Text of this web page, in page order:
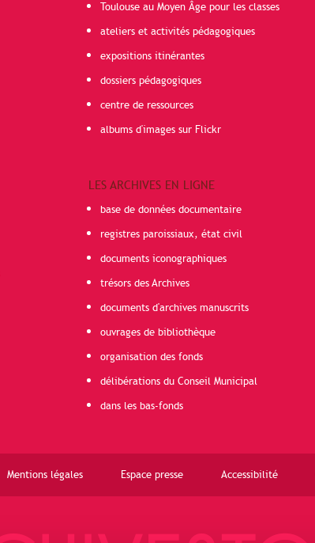
Toulouse au Moyen Âge pour les classes
ateliers et activités pédagogiques
expositions itinérantes
dossiers pédagogiques
centre de ressources
albums d'images sur Flickr
LES ARCHIVES EN LIGNE
base de données documentaire
registres paroissiaux, état civil
documents iconographiques
trésors des Archives
documents d'archives manuscrits
ouvrages de bibliothèque
organisation des fonds
délibérations du Conseil Municipal
dans les bas-fonds
Mentions légales Espace presse Accessibilité